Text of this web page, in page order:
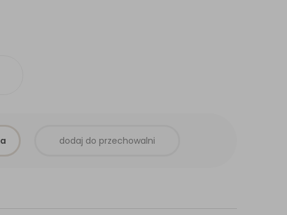
dodaj do przechowalni